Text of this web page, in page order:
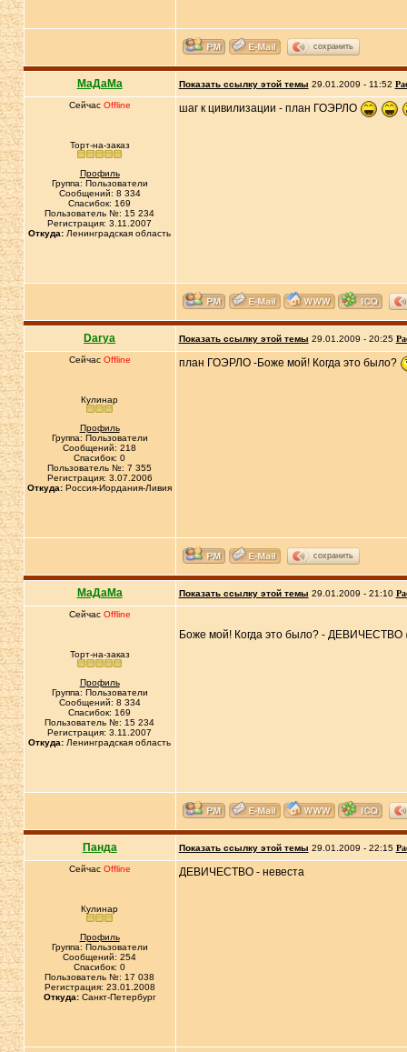
сохранить
МаДаМа Показать ссылку этой темы 29.01.2009 - 11:52
Сейчас Offline
Торт-на-заказ
Профиль
Группа: Пользователи
Сообщений: 8 334
Спасибок: 169
Пользователь №: 15 234
Регистрация: 3.11.2007
Откуда: Ленинградская область
шаг к цивилизации - план ГОЭРЛО
Darya Показать ссылку этой темы 29.01.2009 - 20:25
Сейчас Offline
Кулинар
Профиль
Группа: Пользователи
Сообщений: 218
Спасибок: 0
Пользователь №: 7 355
Регистрация: 3.07.2006
Откуда: Россия-Иордания-Ливия
план ГОЭРЛО -Боже мой! Когда это было?
сохранить
МаДаМа Показать ссылку этой темы 29.01.2009 - 21:10
Сейчас Offline
Торт-на-заказ
Профиль
Группа: Пользователи
Сообщений: 8 334
Спасибок: 169
Пользователь №: 15 234
Регистрация: 3.11.2007
Откуда: Ленинградская область
Боже мой! Когда это было? - ДЕВИЧЕСТВО
Панда Показать ссылку этой темы 29.01.2009 - 22:15
Сейчас Offline
Кулинар
Профиль
Группа: Пользователи
Сообщений: 254
Спасибок: 0
Пользователь №: 17 038
Регистрация: 23.01.2008
Откуда:Санкт-Петербург
ДЕВИЧЕСТВО - невеста